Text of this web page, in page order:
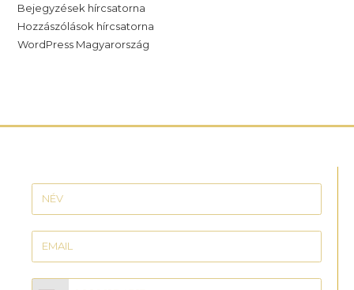
Bejegyzések hírcsatorna
Hozzászólások hírcsatorna
WordPress Magyarország